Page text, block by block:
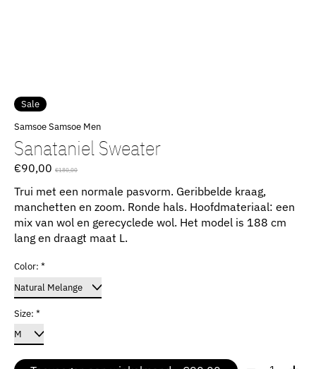
Sale
Samsoe Samsoe Men
Sanataniel Sweater
€90,00 €180,00
Trui met een normale pasvorm. Geribbelde kraag,
manchetten en zoom. Ronde hals. Hoofdmateriaal: een
mix van wol en gerecyclede wol. Het model is 188 cm
lang en draagt ​​maat L.
Color: *
Size: *